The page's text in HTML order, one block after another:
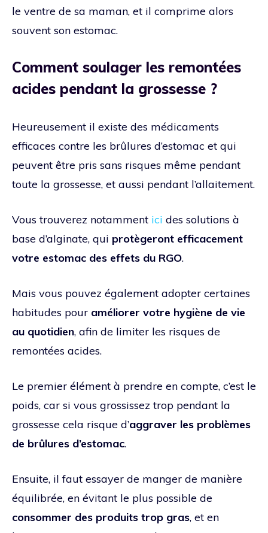
le ventre de sa maman, et il comprime alors
souvent son estomac.
Comment soulager les remontées
acides pendant la grossesse ?
Heureusement il existe des médicaments
efficaces contre les brûlures d’estomac et qui
peuvent être pris sans risques même pendant
toute la grossesse, et aussi pendant l’allaitement.
Vous trouverez notamment ici des solutions à
base d’alginate, qui protègeront efficacement
votre estomac des effets du RGO.
Mais vous pouvez également adopter certaines
habitudes pour améliorer votre hygiène de vie
au quotidien, afin de limiter les risques de
remontées acides.
Le premier élément à prendre en compte, c’est le
poids, car si vous grossissez trop pendant la
grossesse cela risque d’aggraver les problèmes
de brûlures d’estomac.
Ensuite, il faut essayer de manger de manière
équilibrée, en évitant le plus possible de
consommer des produits trop gras, et en